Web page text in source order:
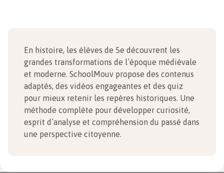
En histoire, les élèves de 5e découvrent les
grandes transformations de l’époque médiévale
et moderne. SchoolMouv propose des contenus
adaptés, des vidéos engageantes et des quiz
pour mieux retenir les repères historiques. Une
méthode complète pour développer curiosité,
esprit d’analyse et compréhension du passé dans
une perspective citoyenne.